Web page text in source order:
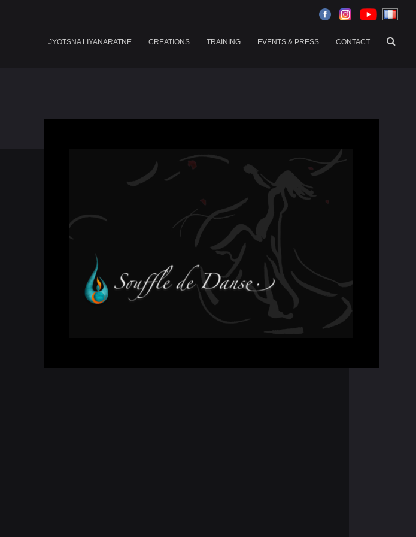
JYOTSNA LIYANARATNE CREATIONS TRAINING EVENTS & PRESS CONTACT